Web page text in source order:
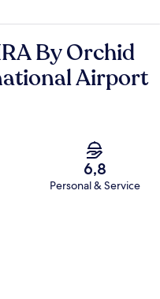
By Orchid
Airport
6,8
Personal & Service